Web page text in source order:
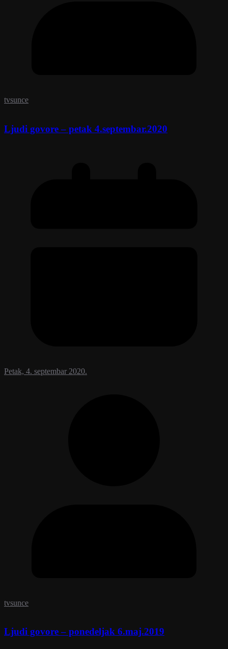
tvsunce
Ljudi govore – petak 4.septembar.2020
Petak, 4. septembar 2020.
tvsunce
Ljudi govore – ponedeljak 6.maj.2019